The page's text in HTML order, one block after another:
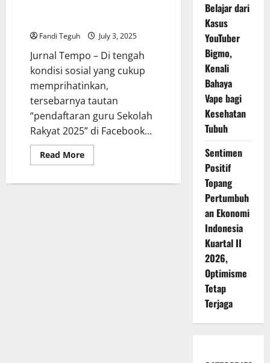
Fandi Teguh July 3, 2025
Jurnal Tempo – Di tengah
kondisi sosial yang cukup
memprihatinkan,
tersebarnya tautan
“pendaftaran guru Sekolah
Rakyat 2025” di Facebook...
Read MoreRead
more
Pendaftaran
Belajar dari
Kasus
YouTuber
Bigmo,
Kenali
Bahaya
Vape bagi
Kesehatan
Tubuh
Sentimen
Positif
Topang
Pertumbuh
an Ekonomi
Indonesia
Kuartal II
2026,
Optimisme
Tetap
Terjaga